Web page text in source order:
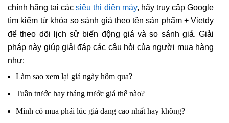
chính hãng tại cácsiêu thị điện máy, hãy truy cập Google
tìm kiếm từ khóa so sánh giá theo tên sản phẩm + Vietdy
để theo dõi lịch sử biến động giá và so sánh giá. Giải
pháp này giúp giải đáp các câu hỏi của người mua hàng
như:
Làm sao xem lại giá ngày hôm qua?
Tuần trước hay tháng trước giá thế nào?
Mình có mua phải lúc giá đang cao nhất hay không?